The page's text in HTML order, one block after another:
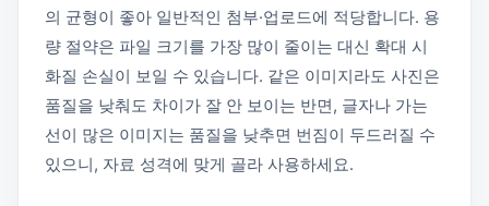
의 균형이 좋아 일반적인 첨부·업로드에 적당합니다. 용
량 절약은 파일 크기를 가장 많이 줄이는 대신 확대 시
화질 손실이 보일 수 있습니다. 같은 이미지라도 사진은
품질을 낮춰도 차이가 잘 안 보이는 반면, 글자나 가는
선이 많은 이미지는 품질을 낮추면 번짐이 두드러질 수
있으니, 자료 성격에 맞게 골라 사용하세요.